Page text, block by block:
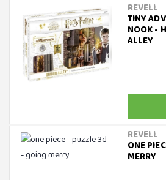
REVELL
TINY
NOOK -
ALLEY
REVELL
ONE
MERRY